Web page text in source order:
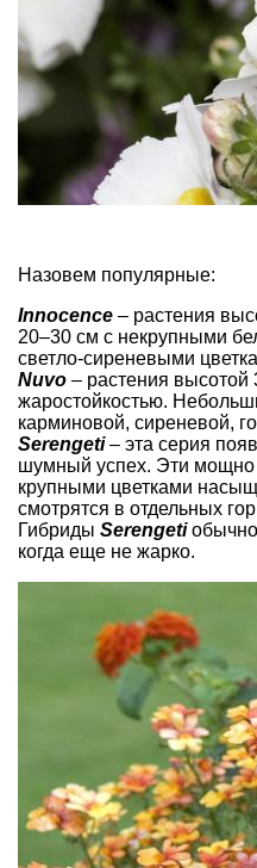
Назовем популярные:
Innocence – растения
20–30 см с некрупными
светло-сиреневыми
Nuvo – растения высотой
жаростойкостью.
карминовой, сиреневой,
Serengeti– эта серия
шумный успех. Эти мощно
крупными цветками
смотрятся в отдельных
Гибриды Serengeti
когда еще не жарко.